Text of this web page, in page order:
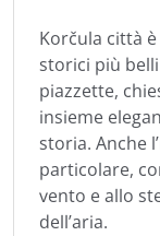
Korčula città
storici più
piazzette,
insieme
storia. Anche
particolare,
vento e allo
dell’aria.